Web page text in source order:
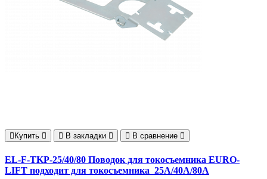
Купить В закладки В сравнение
EL-F-TKP-25/40/80 Поводок для токосъемника EURO-
LIFT подходит для токосъемника 25A/40A/80A